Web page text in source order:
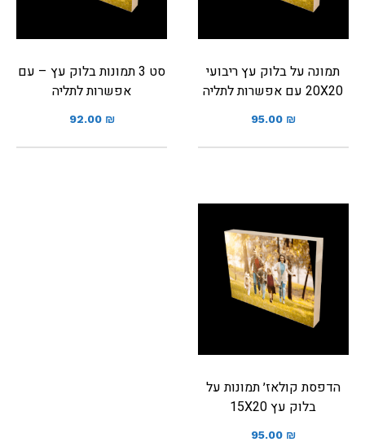
תמונה על בלוק עץ ריבועי
20X20 עם אפשרות לתליה
95.00 ₪
סט 3 תמונות בלוק עץ – עם
אפשרות לתליה
92.00 ₪
הדפסת קולאז׳ תמונות על
בלוק עץ 15X20
95.00 ₪